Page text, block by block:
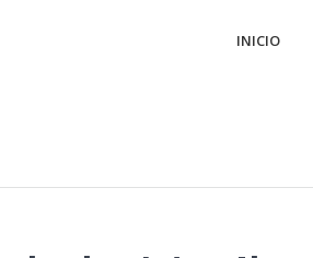
INICIO